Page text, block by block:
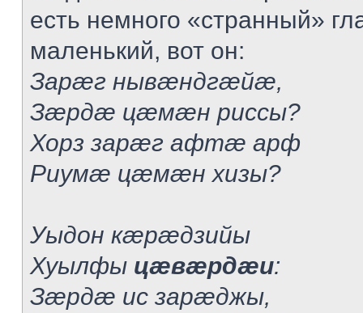
есть немного «странный»
маленький, вот он:
Зарæг нывæндгæйæ,
Зæрдæ цæмæн риссы?
Хорз зарæг афтæ арф
Риумæ цæмæн хизы?
Уыдон кæрæдзийы
Хуылфы цæвæрдæи:
Зæрдæ ис зарæджы,